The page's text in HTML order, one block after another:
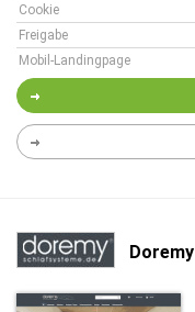
Cookie
Freigabe
Mobil-Landingpage
Doremy